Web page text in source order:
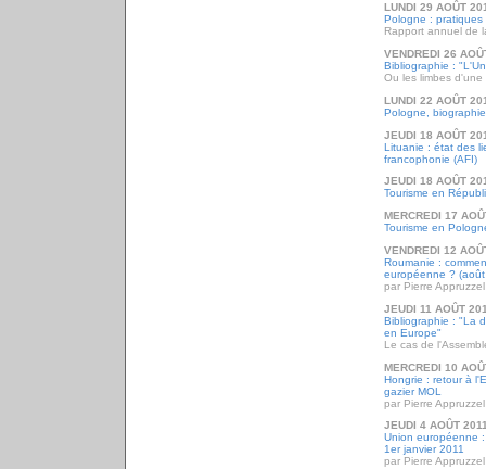
LUNDI 29 AOÛT
Pologne : pratiques
Rapport annuel de
VENDREDI 26
Bibliographie :
Ou les limbes d'une
LUNDI 22 AOÛT
Pologne,
JEUDI 18 AOÛT
Lituanie : état des
francophonie (AFI)
JEUDI 18 AOÛT
Tourisme en
MERCREDI 17
Tourisme en
VENDREDI 12
Roumanie :
européenne ?
par Pierre Appruzzel
JEUDI 11 AOÛT
Bibliographie : "La
en Europe"
Le cas de
MERCREDI 10
Hongrie : retour à
gazier MOL
par Pierre Appruzzel
JEUDI 4 AOÛT
Union européenne
1er janvier 2011
par Pierre Appruzzel